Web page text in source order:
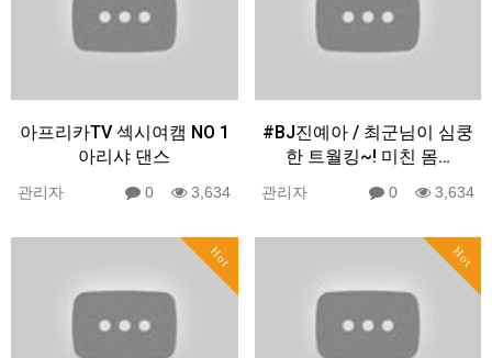
아프리카TV 섹시여캠 NO 1
아리샤 댄스
관리자 0 3,634
#BJ진예아 / 최군님이 심쿵
한 트월킹~! 미친 몸…
관리자 0 3,634
Hot Hot